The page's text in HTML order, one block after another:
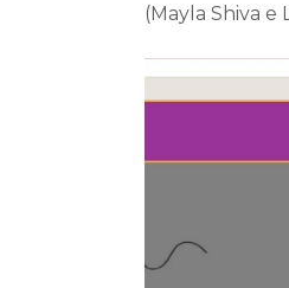
(Mayla Shiva e